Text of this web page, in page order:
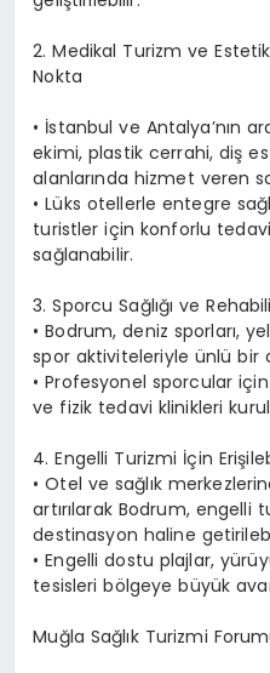
2. Medikal Turizm ve
Nokta
• İstanbul ve Antalya’nın
ekimi, plastik cerrahi, diş
alanlarında hizmet veren
• Lüks otellerle entegre
turistler için konforlu
sağlanabilir.
3. Sporcu Sağlığı ve
• Bodrum, deniz sporları,
spor aktiviteleriyle ünlü bir
• Profesyonel sporcular
ve fizik tedavi klinikleri
4. Engelli Turizmi İçin
• Otel ve sağlık
artırılarak Bodrum, engelli
destinasyon haline
• Engelli dostu plajlar,
tesisleri bölgeye büyük
Muğla Sağlık Turizmi